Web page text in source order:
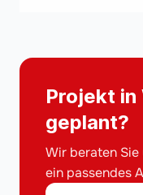
Projekt in
geplant?
Wir beraten
ein passendes